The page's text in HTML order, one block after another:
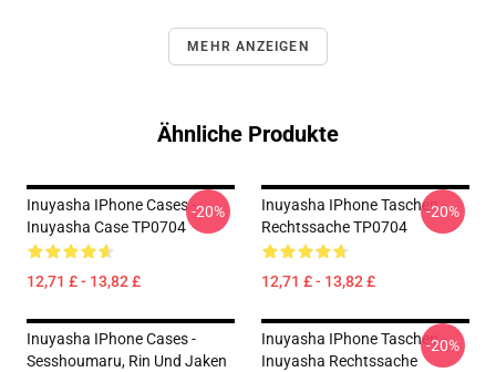
MEHR ANZEIGEN
Ähnliche Produkte
Inuyasha IPhone Cases -
Inuyasha Case TP0704
12,71 £ - 13,82 £
-20%
Inuyasha IPhone Taschen -
Rechtssache TP0704
12,71 £ - 13,82 £
-20%
Inuyasha IPhone Cases -
Sesshoumaru, Rin Und Jaken
Inuyasha IPhone Taschen -
Inuyasha Rechtssache
-20%